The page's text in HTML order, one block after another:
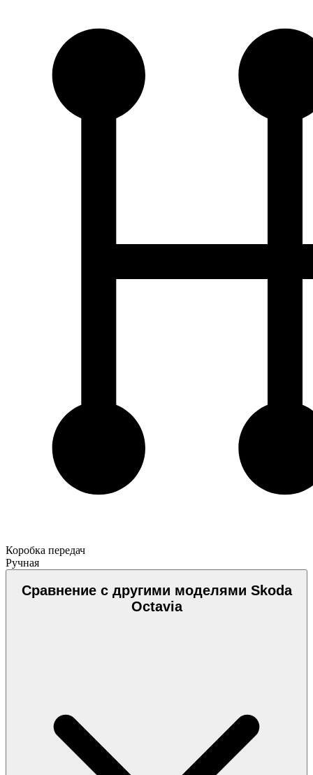
Коробка передач
Ручная
Сравнение с другими моделями Skoda
Octavia